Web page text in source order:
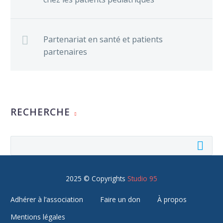
Partenariat en santé et patients
partenaires
RECHERCHE
2025 © Copyrights Studio 95
Adhérer à l’association Faire un don
À propos
Mentions légales